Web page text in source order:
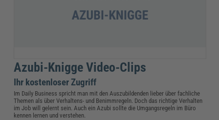
Azubi-Knigge Video-Clips
Ihr kostenloser Zugriff
Im Daily Business spricht man mit den Auszubildenden lieber über fachliche
Themen als über Verhaltens- und Benimmregeln. Doch das richtige Verhalten
im Job will gelernt sein. Auch ein Azubi sollte die Umgangsregeln im Büro
kennen lernen und verstehen.